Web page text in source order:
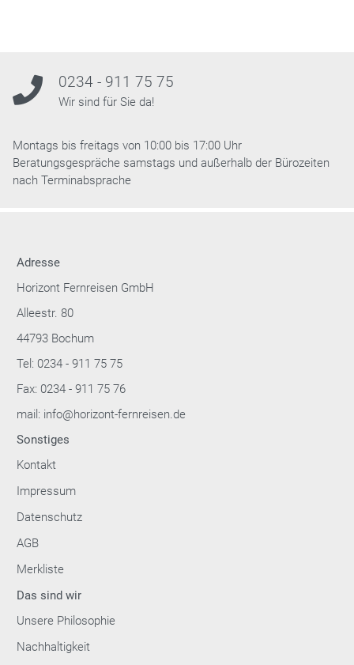
0234 - 911 75 75
Wir sind für Sie da!
Montags bis freitags von 10:00 bis 17:00 Uhr
Beratungsgespräche samstags und außerhalb der Bürozeiten
nach Terminabsprache
Adresse
Horizont Fernreisen GmbH
Alleestr. 80
44793 Bochum
Tel: 0234 - 911 75 75
Fax: 0234 - 911 75 76
mail: info@horizont-fernreisen.de
Sonstiges
Kontakt
Impressum
Datenschutz
AGB
Merkliste
Das sind wir
Unsere Philosophie
Nachhaltigkeit